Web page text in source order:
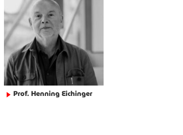
► Prof. Henning Eichinger